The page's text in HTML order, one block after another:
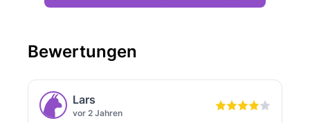
Bewertungen
Lars
vor 2 Jahren